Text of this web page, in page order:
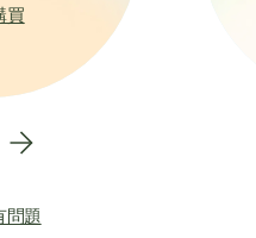
買
問題